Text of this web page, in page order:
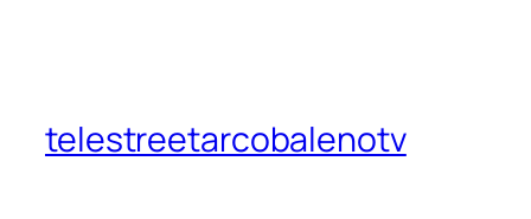
telestreetarcobalenotv